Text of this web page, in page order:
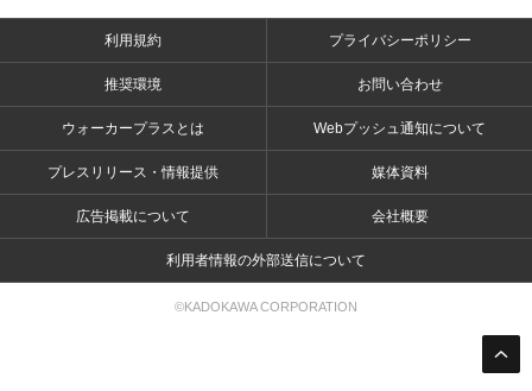
利用規約 プライバシーポリシー
推奨環境 お問い合わせ
ウォーカープラスとは Webプッシュ通知について
プレスリリース・情報提供 媒体資料
広告掲載について 会社概要
利用者情報の外部送信について
©KADOKAWA CORPORATION